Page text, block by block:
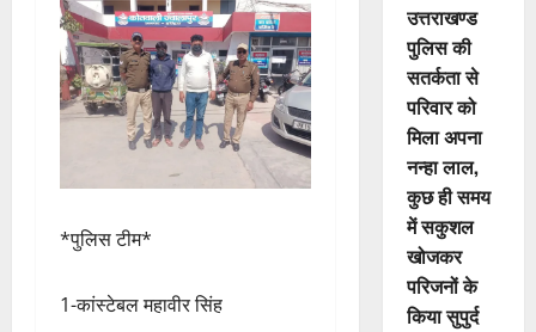
*पुलिस टीम*
1-कांस्टेबल महावीर सिंह
उत्तराखण्ड
पुलिस की
सतर्कता से
परिवार को
मिला अपना
नन्हा लाल,
कुछ ही समय
में सकुशल
खोजकर
परिजनों के
किया सुपुर्द